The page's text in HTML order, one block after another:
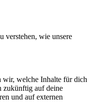
verstehen, wie unsere
wir, welche Inhalte für dich
zukünftig auf deine
und auf externen